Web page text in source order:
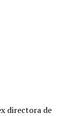
directora de